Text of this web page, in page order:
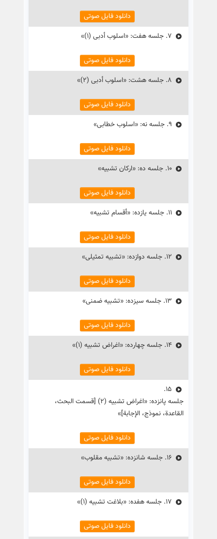
دانلود فایل صوتی
7. جلسه هفت: «اسلوب أدبی (۱)»
دانلود فایل صوتی
8. جلسه هشت: «اسلوب أدبی (۲)»
دانلود فایل صوتی
9. جلسه نه: «اسلوب خطابی»
دانلود فایل صوتی
10. جلسه ده: «ارکان تشبیه»
دانلود فایل صوتی
11. جلسه یازده: «أقسام تشبیه»
دانلود فایل صوتی
12. جلسه دوازده: «تشبیه تمثیلی»
دانلود فایل صوتی
13. جلسه سیزده: «تشبیه ضمنی»
دانلود فایل صوتی
14. جلسه چهارده: «اغراض تشبیه (۱)»
دانلود فایل صوتی
15.
جلسه پانزده: «اغراض تشبیه (۲) [قسمت البحث،
القاعدة، نموذج، الإجابة]»
دانلود فایل صوتی
16. جلسه شانزده: «تشبیه مقلوب»
دانلود فایل صوتی
17. جلسه هفده: «بلاغت تشبیه (۱)»
دانلود فایل صوتی